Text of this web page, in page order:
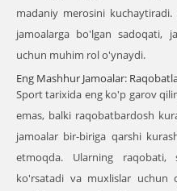
madaniy merosini
jamoalarga bo'lgan sadoqati,
uchun muhim rol o'ynaydi.
Eng Mashhur Jamoalar:
Sport tarixida eng ko'p garov
emas, balki raqobatbardosh
jamoalar bir-biriga qarshi
etmoqda. Ularning raqobati,
ko'rsatadi va muxlislar uchun